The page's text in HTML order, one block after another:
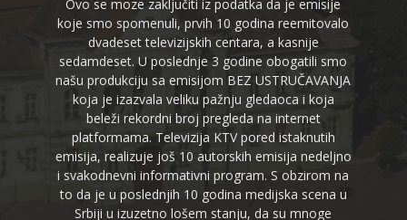
Ovo se moze zaključiti iz podatka da je emisije
koje smo spomenuli, prvih 10 godina reemitovalo
dvadeset televizijskih centara, a kasnije
sedamdeset. U poslednje 3 godine obogatili smo
našu produkciju sa emisijom BEZ USTRUČAVANJA
koja je izazvala veliku pažnju gledaoca i koja
beleži rekordni broj pregleda na internet
platformama. Televizija KTV pored istaknutih
emisija, realizuje još 10 autorskih emisija nedeljno
i svakodnevni informativni program. S obzirom na
to da je u poslednjih 10 godina medijska scena u
Srbiji u izuzetno lošem stanju, da su mnoge